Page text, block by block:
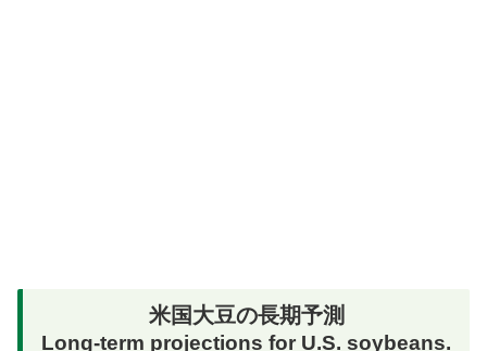
米国大豆の長期予測
Long-term projections for U.S. soybeans.